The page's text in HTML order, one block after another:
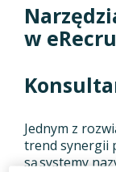
w
Jednym z
trend synergii
są systemy